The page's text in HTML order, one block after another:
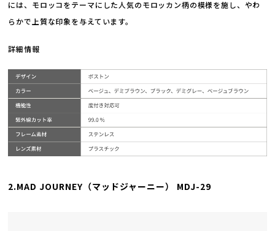
には、モロッコをテーマにした人気のモロッカン柄の模様を施し、やわ
らかで上質な印象を与えています。
詳細情報
2.MAD JOURNEY（マッドジャーニー） MDJ-29